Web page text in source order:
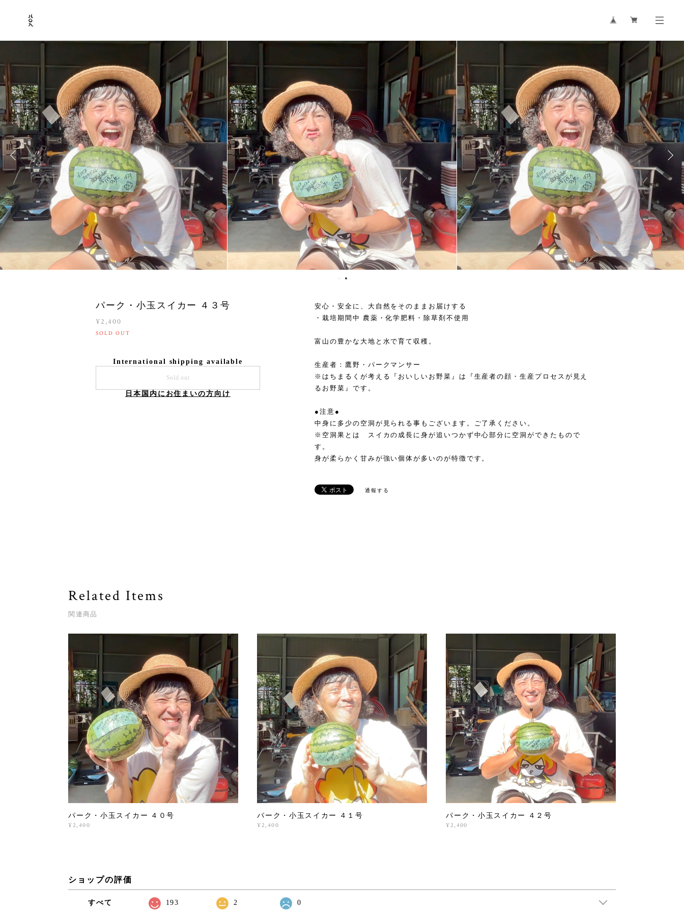
パーク・小玉スイカー ４３号
¥2,400
SOLD OUT
International shipping available
Sold out
日本国内にお住まいの方向け
安心・安全に、大自然をそのままお届けする
・栽培期間中 農薬・化学肥料・除草剤不使用
富山の豊かな大地と水で育て収穫。
生産者：鷹野・パークマンサー
※はちまるくが考える『おいしいお野菜』は『生産者の顔・生産プロセスが見え
るお野菜』です。
●注意●
中身に多少の空洞が見られる事もございます。ご了承ください。
※空洞果とは スイカの成長に身が追いつかず中心部分に空洞ができたもので
す。
身が柔らかく甘みが強い個体が多いのが特徴です。
通報する
Related Items
関連商品
パーク・小玉スイカー ４０号
¥2,400
パーク・小玉スイカー ４１号
¥2,400
パーク・小玉スイカー ４２号
¥2,400
ショップの評価
すべて 193 2 0